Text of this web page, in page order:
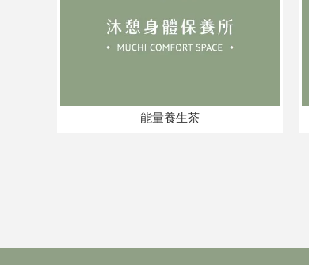
能量養生茶